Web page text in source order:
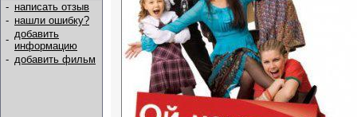
- написать отзыв
- нашли ошибку?
- добавить
информацию
- добавить фильм